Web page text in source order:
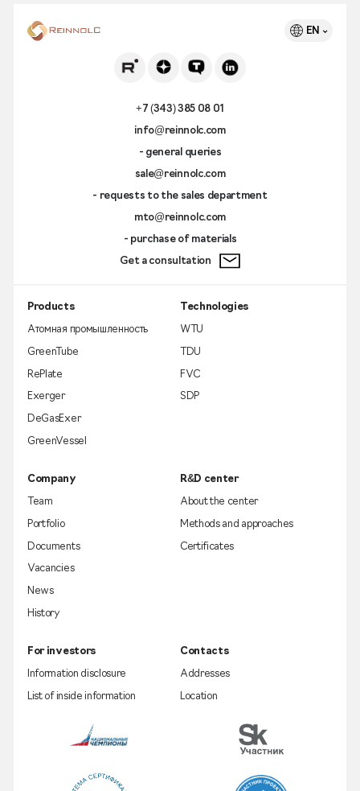
EN
+7 (343) 385 08 01
info@reinnolc.com
- general queries
sale@reinnolc.com
- requests to the sales department
mto@reinnolc.com
- purchase of materials
Get a consultation
Products
Атомная промышленность
GreenTube
RePlate
Exerger
DeGasExer
GreenVessel
Technologies
WTU
TDU
FVC
SDP
Company
Team
Portfolio
Documents
Vacancies
News
History
R&D center
About the center
Methods and approaches
Certificates
For investors
Information disclosure
List of inside information
Contacts
Addresses
Location